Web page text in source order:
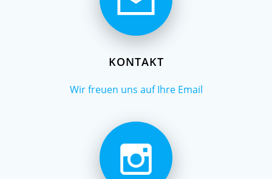
KONTAKT
Wir freuen uns auf Ihre Email